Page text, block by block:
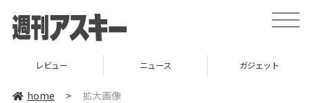
toggle
レビュー ニュース ガジェット
home > 拡大画像